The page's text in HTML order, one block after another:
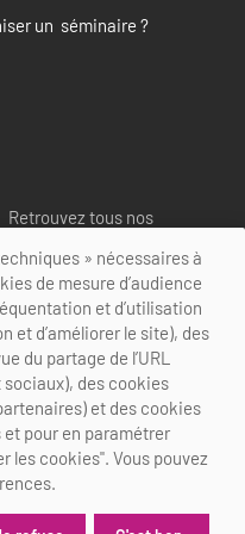
un séminaire ?
Retrouvez tous nos
des cookies
» nécessaires à
de mesure d’audience
et d’utilisation
et d’améliorer le site), des
du partage de l’URL
sociaux), des cookies
et des cookies
et pour en paramétrer
les cookies". Vous pouvez